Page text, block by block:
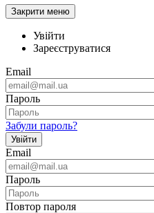
Закрити меню
Увійти
Зареєструватися
Email
Пароль
Забули пароль?
Увійти
Email
Пароль
Повтор пароля